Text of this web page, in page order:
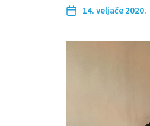
14. veljače 2020.